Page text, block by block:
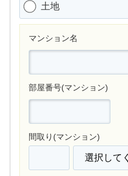
土地
マンション名
部屋番号(マンション)
間取り(マンション)